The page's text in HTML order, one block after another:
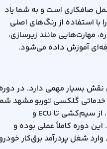
صافکاری است و به شما یاد
استفاده از رنگ‌های اصلی
مهارت‌هایی مانند زیرسازی،
آموزش داده می‌شود.
بسیار مهمی دارد. در
خدماتی گلکسی توربو مشهد
از سیم‌کشی تا
و
دوره کاملاً عملی بوده و
شغل پردرآمد برق‌کار